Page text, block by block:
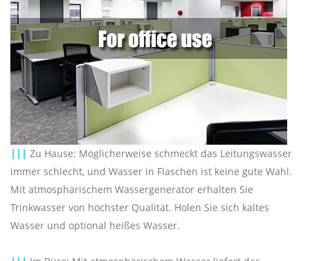
||| Zu Hause: Möglicherweise schmeckt das Leitungswasser
immer schlecht, und Wasser in Flaschen ist keine gute Wahl.
Mit atmosphärischem Wassergenerator erhalten Sie
Trinkwasser von höchster Qualität. Holen Sie sich kaltes
Wasser und optional heißes Wasser.